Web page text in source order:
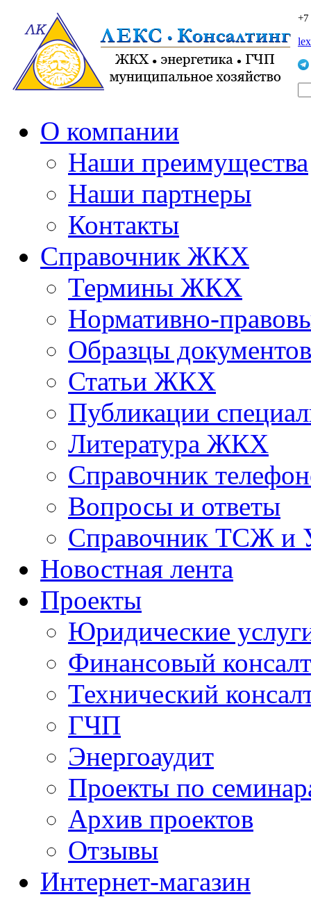
О компании
Наши преимущества
Наши партнеры
Контакты
Справочник ЖКХ
Термины ЖКХ
Нормативно-
Образцы документов
Статьи ЖКХ
Публикации
Литература ЖКХ
Справочник
Вопросы и ответы
Справочник ТСЖ и
Новостная лента
Проекты
Юридические
Финансовый
Технический
ГЧП
Энергоаудит
Проекты по
Архив проектов
Отзывы
Интернет-магазин